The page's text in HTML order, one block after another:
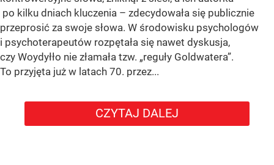
po kilku dniach kluczenia – zdecydowała się publicznie
przeprosić za swoje słowa. W środowisku psychologów
i psychoterapeutów rozpętała się nawet dyskusja,
czy Woydyłło nie złamała tzw. „reguły Goldwatera”.
To przyjęta już w latach 70. przez...
CZYTAJ DALEJ